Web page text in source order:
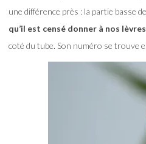
une différence près : la partie basse
qu’il est censé donner à nos lèvres
coté du tube. Son numéro se trouve